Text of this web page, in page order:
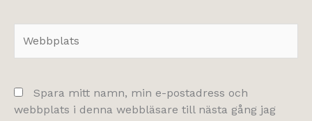
Spara mitt namn, min e-postadress och
webbplats i denna webbläsare till nästa gång jag